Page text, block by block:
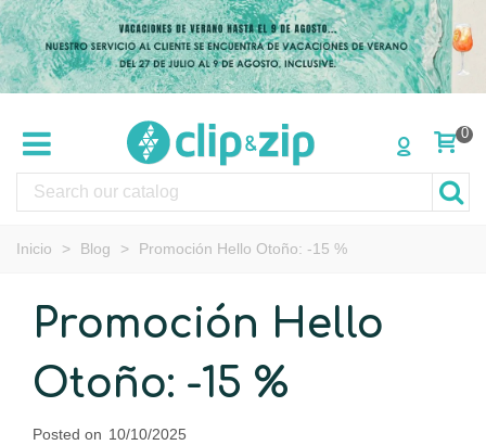
0
Inicio > Blog > Promoción Hello Otoño: -15 %
Promoción Hello
Otoño: -15 %
Posted on 10/10/2025